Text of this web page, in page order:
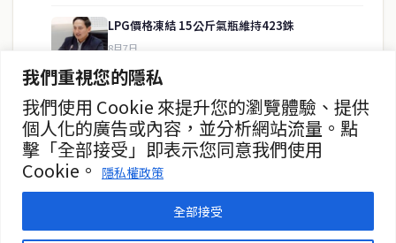
我們重視您的隱私
我們使用 Cookie 來提升您的瀏覽體驗、提供
個人化的廣告或內容，並分析網站流量。點
擊「全部接受」即表示您同意我們使用
Cookie。
隱私權政策
全部接受
LPG價格凍結 15公斤氣瓶維持423銖
8月7日
泰緬商務論壇2026 目標120億美元
8月7日
政府儲蓄債券超額認購8.2倍
8月7日
房地產
聯絡資訊
歡迎來信洽詢合作事宜
或提供新聞線索
service@thaichinesenews.com